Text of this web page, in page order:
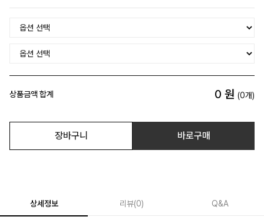
상품금액 합계 0 원 (0개)
장바구니 바로구매
상세정보 리뷰(0) Q&A